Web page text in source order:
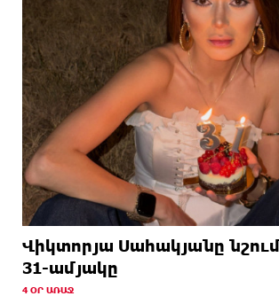
Վիկտորյա Սահակյանը
31-ամյակը
4 ՕՐ ԱՌԱՋ